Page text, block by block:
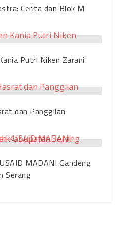
Cerita dan Blok M
Putri Niken Zarani
dan Panggilan
MADANI Gandeng
Serang